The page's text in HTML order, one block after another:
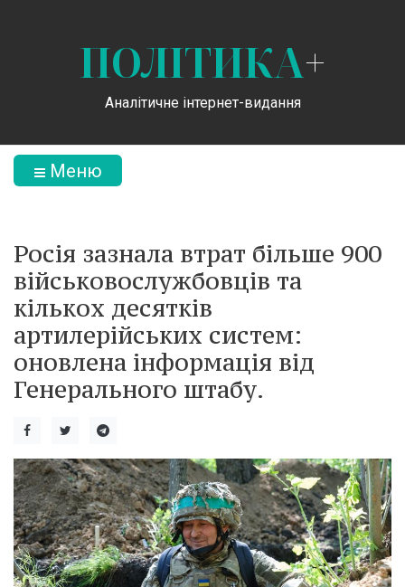
ПОЛІТИКА+
Аналітичне інтернет-видання
Меню
Росія зазнала втрат більше 900
військовослужбовців та
кількох десятків
артилерійських систем:
оновлена інформація від
Генерального штабу.